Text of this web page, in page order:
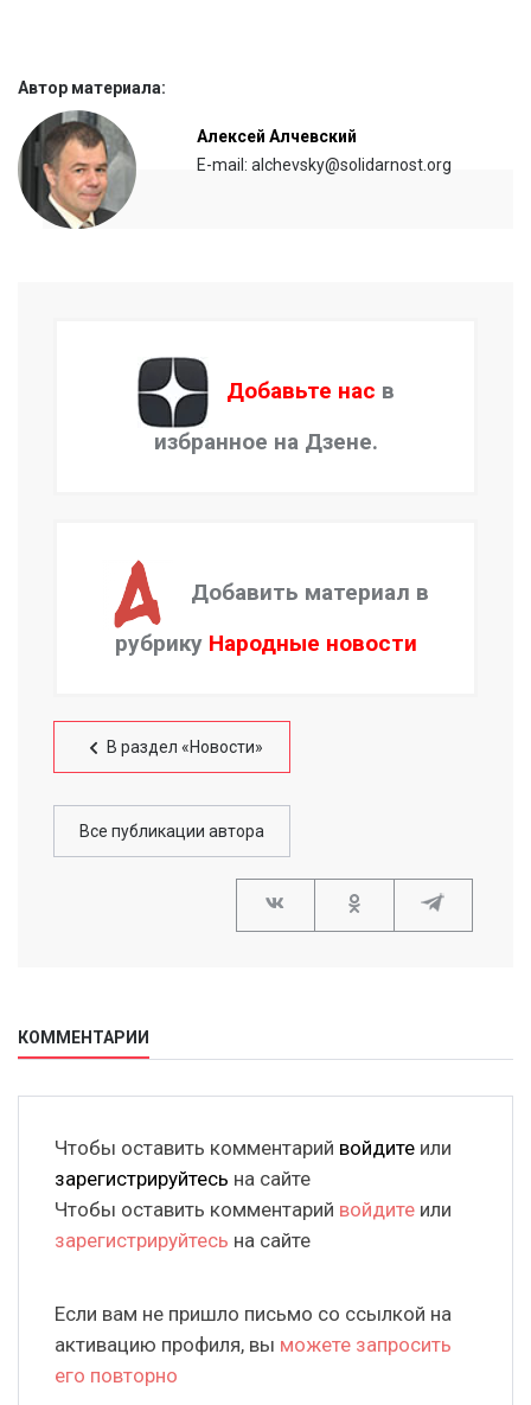
Автор материала:
Алексей Алчевский
E-mail: alchevsky@solidarnost.org
Добавьте нас в
избранное на Дзене.
Добавить материал в
рубрику Народные новости
В раздел «Новости»
Все публикации автора
КОММЕНТАРИИ
Чтобы оставить комментарий войдите или
зарегистрируйтесь на сайте
Чтобы оставить комментарий войдите или
зарегистрируйтесь на сайте
Если вам не пришло письмо со ссылкой на
активацию профиля, вы можете запросить
его повторно